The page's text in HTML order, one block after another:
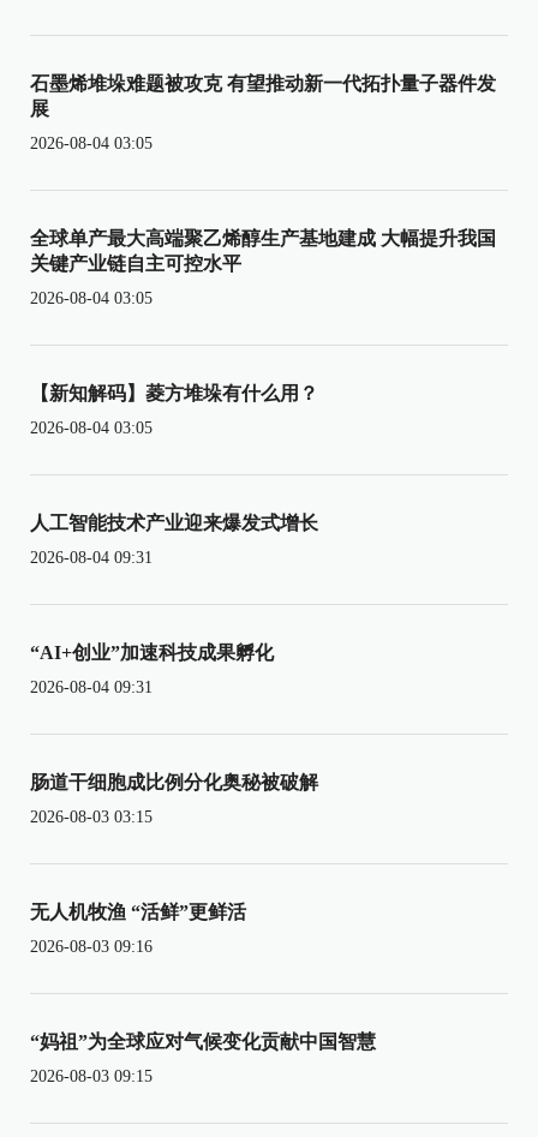
石墨烯堆垛难题被攻克 有望推动新一代拓扑量子器件发
展
2026-08-04 03:05
全球单产最大高端聚乙烯醇生产基地建成 大幅提升我国
关键产业链自主可控水平
2026-08-04 03:05
【新知解码】菱方堆垛有什么用？
2026-08-04 03:05
人工智能技术产业迎来爆发式增长
2026-08-04 09:31
“AI+创业”加速科技成果孵化
2026-08-04 09:31
肠道干细胞成比例分化奥秘被破解
2026-08-03 03:15
无人机牧渔 “活鲜”更鲜活
2026-08-03 09:16
“妈祖”为全球应对气候变化贡献中国智慧
2026-08-03 09:15